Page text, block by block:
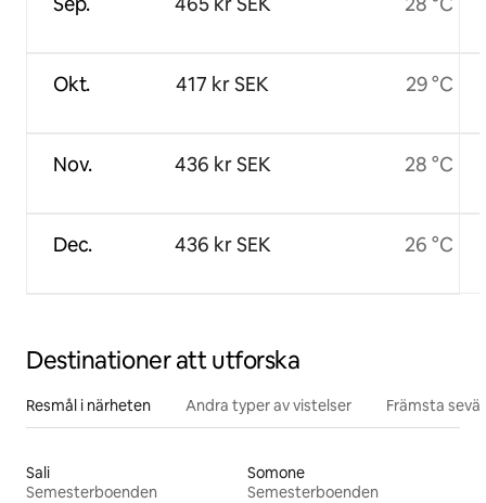
Okt.
Nov.
Dec.
417 kr SEK
436 kr SEK
436 kr SEK
29 °C
28 °C
26 °C
Destinationer att utforska
Resmål i närheten Andra typer av vistelser Främsta
Sali
Semesterboenden
Somone
Semesterboenden